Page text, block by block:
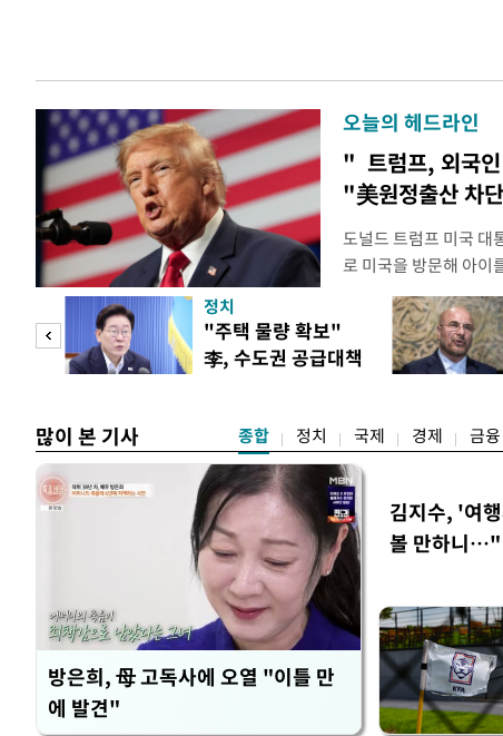
오늘의 헤드라인
" 트럼프, 외국
"美원정출산 차
도널드 트럼프 미국 대
로 미국을 방문해 아이
관광'을 금지하라고
집무실에서 이 같은
위한 두가지 행정명령
내에서 출산할 목적으
정치
"주택 물량 확보"
李, 수도권 공급대책
많이 본 기사 종합 정치 국제 경제 금융
방은희, 母 고독사에 오열 "이틀 만
에 발견"
김지수, '여
볼 만하니…"